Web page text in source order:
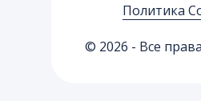
© 2026 - Все
Политика